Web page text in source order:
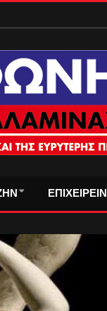
ΕΠΙΧΕΙΡΕΙΝ